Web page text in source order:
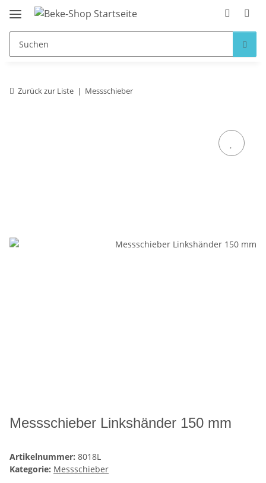
Zurück zur Liste Messschieber
Messschieber Linkshänder 150 mm
Artikelnummer: 8018L
Kategorie: Messschieber